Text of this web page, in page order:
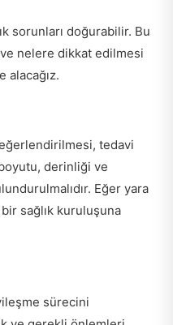
sorunları doğurabilir. Bu
nelere dikkat edilmesi
alacağız.
tedavi
boyutu, derinliği ve
Eğer yara
sağlık kuruluşuna
sürecini